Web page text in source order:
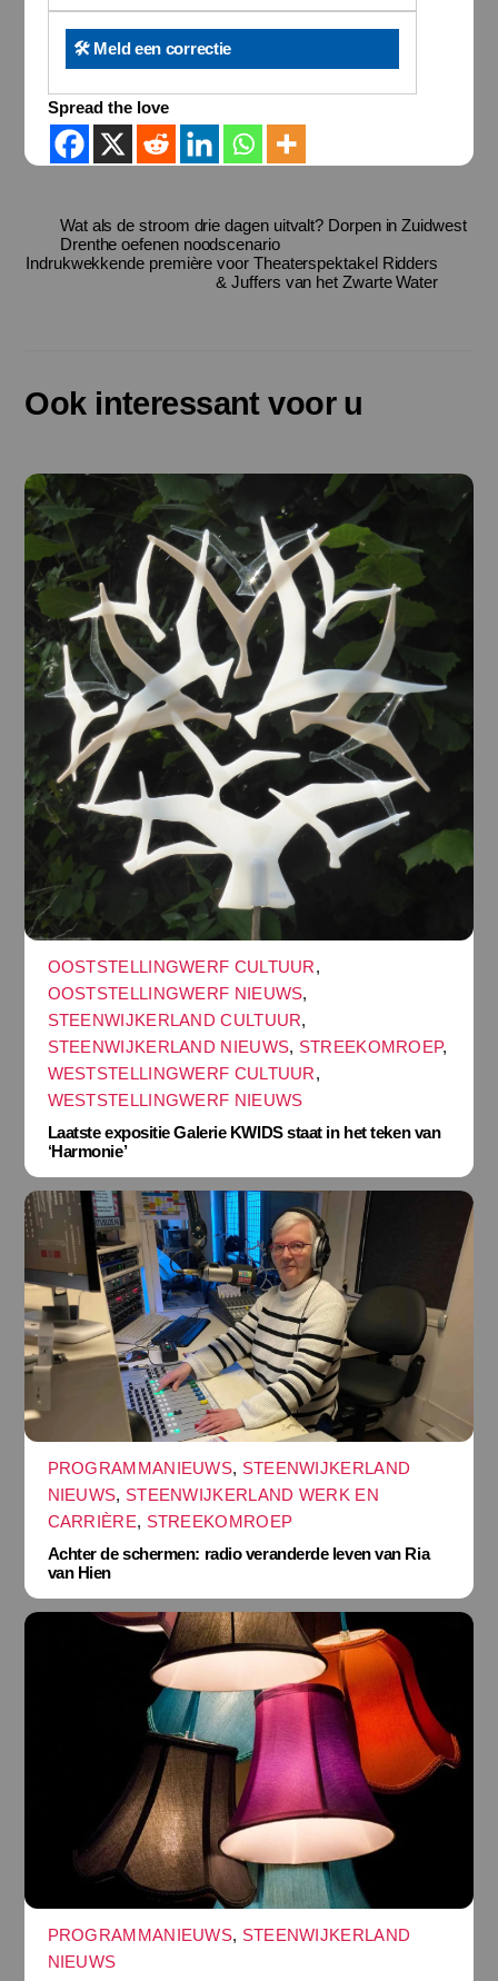
🛠️ Meld een correctie
Spread the love
Wat als de stroom drie dagen uitvalt? Dorpen in Zuidwest
Drenthe oefenen noodscenario
Indrukwekkende première voor Theaterspektakel Ridders
& Juffers van het Zwarte Water
Ook interessant voor u
OOSTSTELLINGWERF CULTUUR,
OOSTSTELLINGWERF NIEUWS,
STEENWIJKERLAND CULTUUR,
STEENWIJKERLAND NIEUWS, STREEKOMROEP,
WESTSTELLINGWERF CULTUUR,
WESTSTELLINGWERF NIEUWS
Laatste expositie Galerie KWIDS staat in het teken van
‘Harmonie’
PROGRAMMANIEUWS, STEENWIJKERLAND
NIEUWS, STEENWIJKERLAND WERK EN
CARRIÈRE, STREEKOMROEP
Achter de schermen: radio veranderde leven van Ria
van Hien
PROGRAMMANIEUWS, STEENWIJKERLAND
NIEUWS